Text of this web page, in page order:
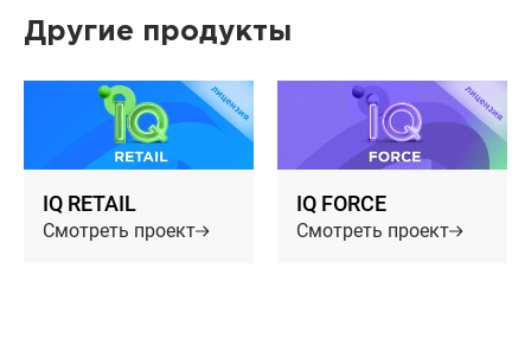
Другие продукты
IQ RETAIL
Смотреть проект
IQ FORCE
Смотреть проект